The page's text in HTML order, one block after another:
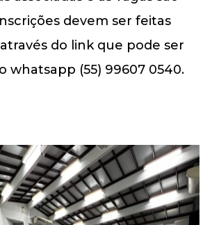
devem ser feitas
do link que pode ser
whatsapp (55) 99607 0540.